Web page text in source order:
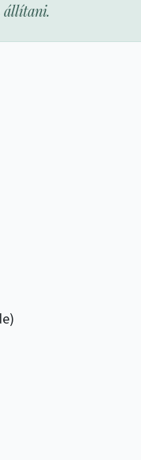
állítani.